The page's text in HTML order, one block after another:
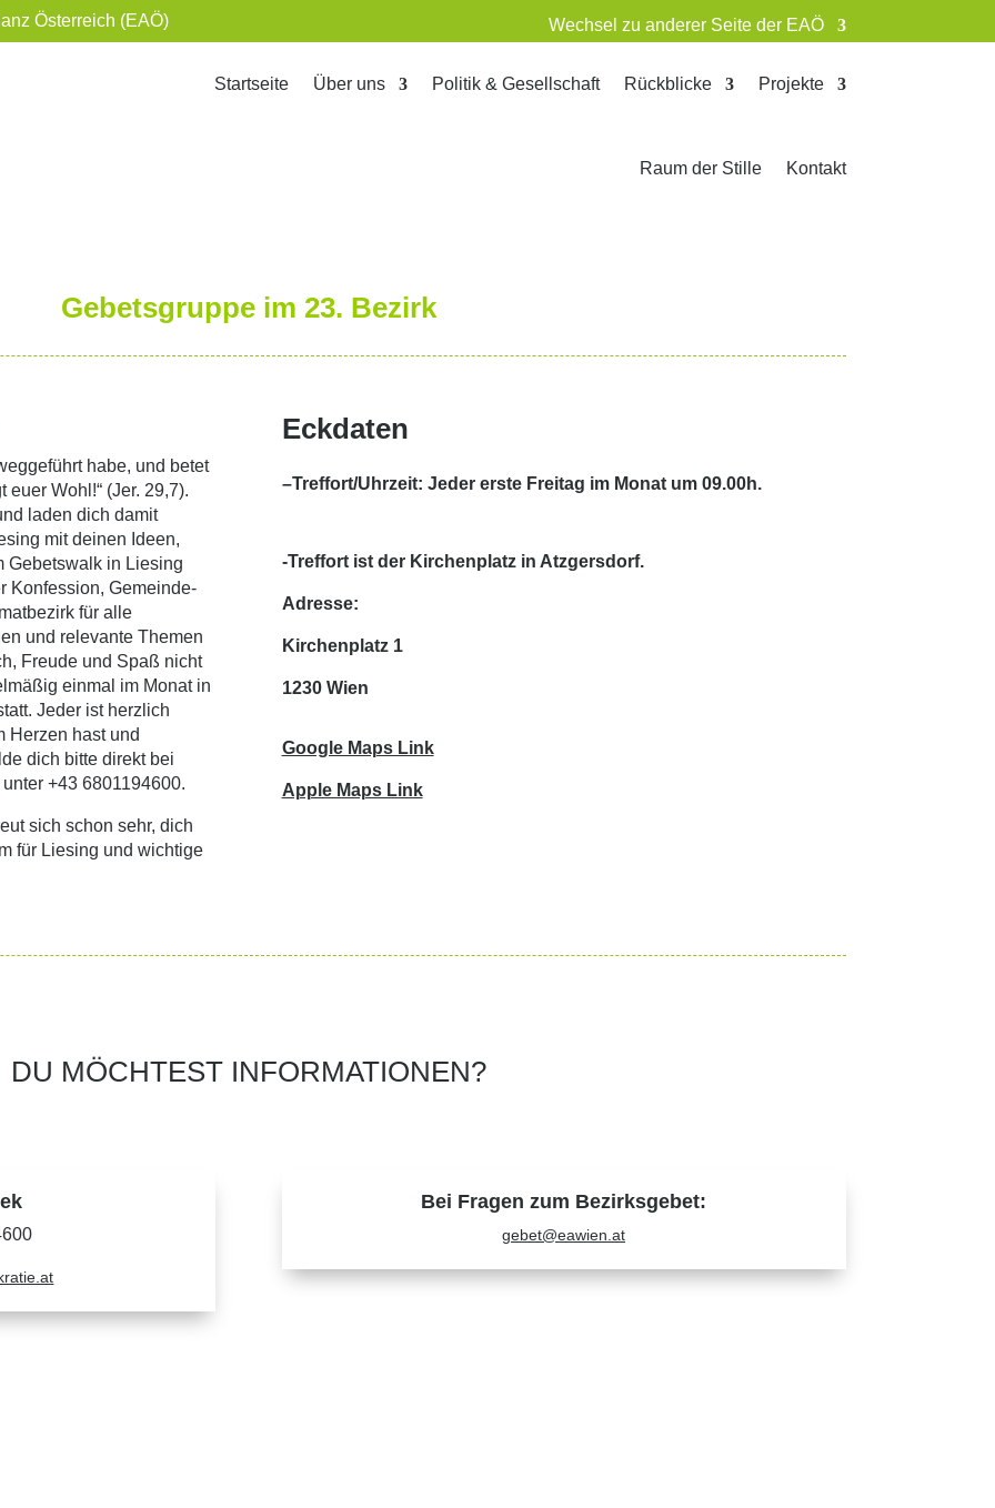
Österreich (EAÖ) Wechsel zu anderer Seite der EAÖ
Startseite Über uns Politik & Gesellschaft Rückblicke Projekte
Raum der Stille Kontakt
Gebetsgruppe im 23. Bezirk
habe, und betet
Wohl!“ (Jer. 29,7).
laden dich damit
mit deinen Ideen,
Gebetswalk in Liesing
Konfession, Gemeinde-
für alle
und relevante Themen
Freude und Spaß nicht
einmal im Monat in
Jeder ist herzlich
Herzen hast und
dich bitte direkt bei
+43 6801194600.
sich schon sehr, dich
für Liesing und wichtige
Eckdaten
–Treffort/Uhrzeit: Jeder erste Freitag im Monat um 09.00h.
-Treffort ist der Kirchenplatz in Atzgersdorf.
Adresse:
Kirchenplatz 1
1230 Wien
Google Maps Link
Apple Maps Link
DU MÖCHTEST INFORMATIONEN?
Bei Fragen zum Bezirksgebet:
gebet@eawien.at